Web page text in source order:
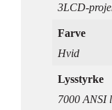
3LCD-
Farve
Hvid
Lysstyrke
7000 ANSI